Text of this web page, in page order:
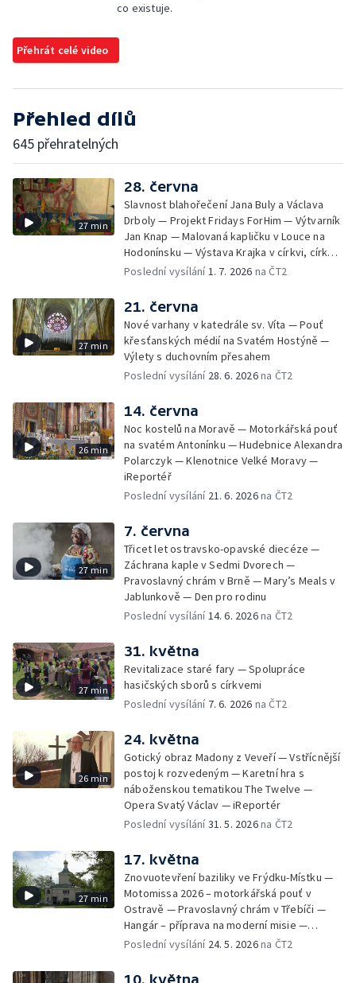
co existuje.
Přehrát celé video
Přehled dílů
645 přehratelných
27 min
28. června
Slavnost blahořečení Jana Buly a Václava
Drboly — Projekt Fridays ForHim — Výtvarník
Jan Knap — Malovaná kapličku v Louce na
Hodonínsku — Výstava Krajka v církvi, církev
v krajce, krajka v liturgickém umění —
Poslední vysílání1. 7. 2026 na ČT2
27 min
21. června
Nové varhany v katedrále sv. Víta — Pouť
křesťanských médií na Svatém Hostýně —
Výlety s duchovním přesahem
Poslední vysílání 28. 6. 2026na ČT2
26 min
14. června
Noc kostelů na Moravě — Motorkářská pouť
na svatém Antonínku — Hudebnice Alexandra
Polarczyk — Klenotnice Velké Moravy —
iReportéř
Poslední vysílání 21. 6. 2026na ČT2
27 min
7. června
Třicet let ostravsko-opavské diecéze —
Záchrana kaple v Sedmi Dvorech —
Pravoslavný chrám v Brně — Mary’s Meals v
Jablunkově — Den pro rodinu
Poslední vysílání14. 6. 2026na ČT2
27 min
31. května
Revitalizace staré fary — Spolupráce
hasičských sborů s církvemi
Poslední vysílání 7. 6. 2026 na ČT2
26 min
24. května
Gotický obraz Madony z Veveří — Vstřícnější
postoj k rozvedeným — Karetní hra s
náboženskou tematikou The Twelve —
Opera Svatý Václav — iReportér
Poslední vysílání31. 5. 2026na ČT2
27 min
17. května
Znovuotevření baziliky ve Frýdku-Místku —
Motomissa 2026 – motorkářská pouť v
Ostravě — Pravoslavný chrám v Třebíči —
Hangár – příprava na moderní misie —
Opavská Kavárna pro radost
Poslední vysílání 24. 5. 2026na ČT2
10. května